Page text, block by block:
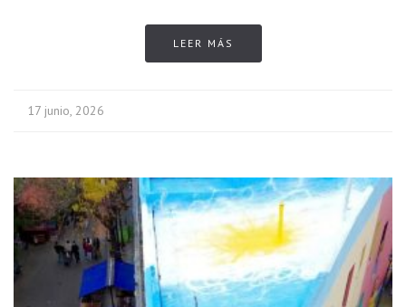
LEER MÁS
17 junio, 2026